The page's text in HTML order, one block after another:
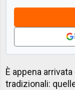
È appena
tradizionali: